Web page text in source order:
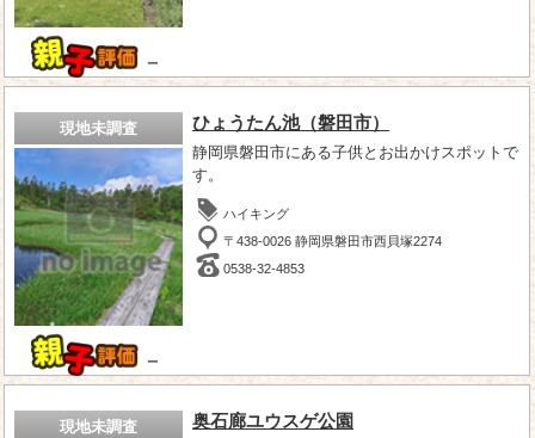
－
現地未調査
－
ひょうたん池（磐田市）
静岡県磐田市にある子供とお出かけスポットで
す。
ハイキング
〒438-0026 静岡県磐田市西貝塚2274
0538-32-4853
現地未調査 奥石廊ユウスゲ公園